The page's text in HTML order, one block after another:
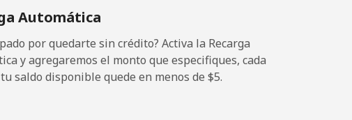
⁦$10⁩Automática
por quedarte sin crédito? Activa la Recarga
y agregaremos el monto que especifiques, cada
saldo disponible quede en menos de ⁦$5⁩.